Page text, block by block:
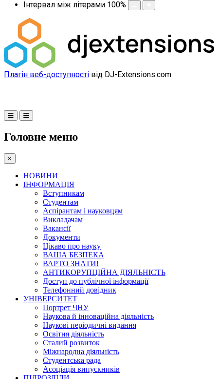
Інтервал між літерами 100%
Плагін веб-доступності від DJ-Extensions.com
Головне меню
×
НОВИНИ
ІНФОРМАЦІЯ
Вступникам
Студентам
Аспірантам і науковцям
Викладачам
Вакансії
Документи
Цікаво про науку
ВАША БЕЗПЕКА
ВАРТО ЗНАТИ!
АНТИКОРУПЦІЙНА ДІЯЛЬНІСТЬ
Доступ до публічної інформації
Телефонний довідник
УНІВЕРСИТЕТ
Портрет ЧНУ
Наукова й інноваційна діяльність
Наукові періодичні видання
Освітня діяльність
Сталий розвиток
Міжнародна діяльність
Студентська рада
Асоціація випускників